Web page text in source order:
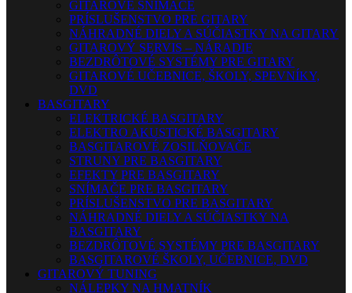
GITAROVÉ SNÍMAČE
PRÍSLUŠENSTVO PRE GITARY
NÁHRADNÉ DIELY A SÚČIASTKY NA GITARY
GITAROVÝ SERVIS – NÁRADIE
BEZDRÔTOVÉ SYSTÉMY PRE GITARY
GITAROVÉ UČEBNICE, ŠKOLY, SPEVNÍKY,
DVD
BASGITARY
ELEKTRICKÉ BASGITARY
ELEKTRO AKUSTICKÉ BASGITARY
BASGITAROVÉ ZOSILŇOVAČE
STRUNY PRE BASGITARY
EFEKTY PRE BASGITARY
SNÍMAČE PRE BASGITARY
PRÍSLUŠENSTVO PRE BASGITARY
NÁHRADNÉ DIELY A SÚČIASTKY NA
BASGITARY
BEZDRÔTOVÉ SYSTÉMY PRE BASGITARY
BASGITAROVÉ ŠKOLY, UČEBNICE, DVD
GITAROVÝ TUNING
NÁLEPKY NA HMATNÍK